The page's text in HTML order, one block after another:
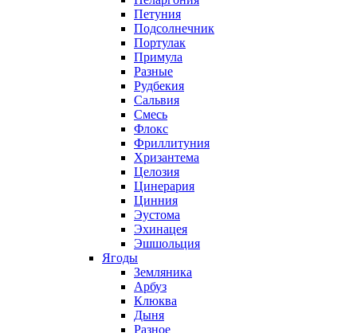
Петуния
Подсолнечник
Портулак
Примула
Разные
Рудбекия
Сальвия
Смесь
Флокс
Фриллитуния
Хризантема
Целозия
Цинерария
Цинния
Эустома
Эхинацея
Эшшольция
Ягоды
Земляника
Арбуз
Клюква
Дыня
Разное